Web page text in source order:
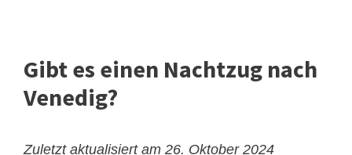
Gibt es einen Nachtzug nach
Venedig?
Zuletzt aktualisiert am 26. Oktober 2024